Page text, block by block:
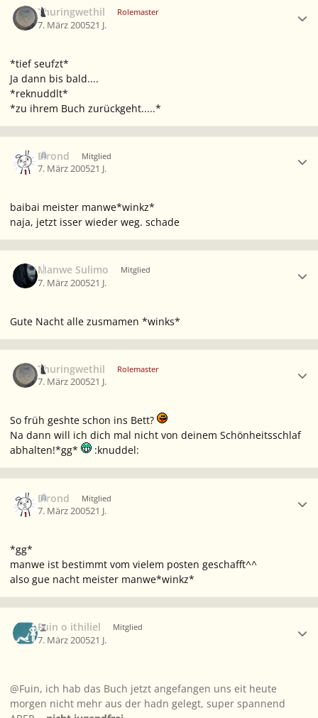
Thuringwethil Rolemaster
7. März 200521 J.
*tief seufzt*
Ja dann bis bald....
*reknuddlt*
*zu ihrem Buch zurückgeht.....*
Elrond Mitglied
7. März 200521 J.
baibai meister manwe*winkz*
naja, jetzt isser wieder weg. schade
Manwe Sulimo Mitglied
7. März 200521 J.
Gute Nacht alle zusmamen *winks*
Thuringwethil Rolemaster
7. März 200521 J.
So früh geshte schon ins Bett?
Na dann will ich dich mal nicht von deinem Schönheitsschlaf
abhalten!*gg*
:knuddel:
Elrond Mitglied
7. März 200521 J.
*gg*
manwe ist bestimmt vom vielem posten geschafft^^
also gue nacht meister manwe*winkz*
Fuin o ithiliel Mitglied
7. März 200521 J.
@Fuin, ich hab das Buch jetzt angefangen uns eit heute
morgen nicht mehr aus der hadn gelegt, super spannend